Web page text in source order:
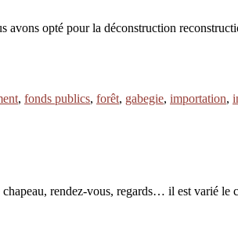
opté pour la déconstruction
, fonds publics, forêt, gabegie, importation,
rendez-vous, regards… il est varié